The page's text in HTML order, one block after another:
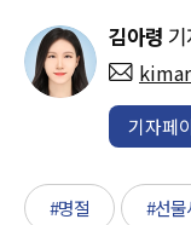
김아령
기자페
#명절 #선물